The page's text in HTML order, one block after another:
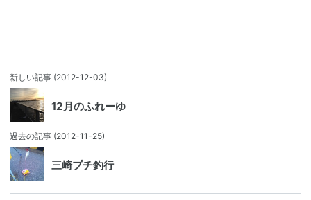
新しい記事 (2012-12-03)
12月のふれーゆ
過去の記事 (2012-11-25)
三崎プチ釣行